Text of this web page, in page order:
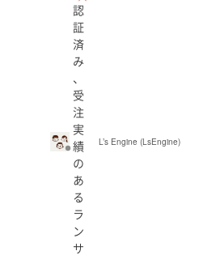
認
証
済
み
、
受
注
実
績
の
あ
る
ラ
ン
サ
L’s Engine (LsEngine)